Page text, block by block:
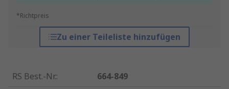
*Richtpreis
Zu einer Teileliste hinzufügen
RS Best.-Nr.:
664-849